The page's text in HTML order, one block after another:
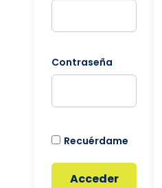
Contraseña
Recuérdame
Acceder